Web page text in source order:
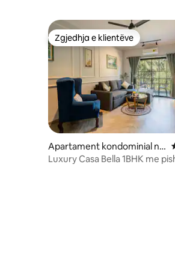
Zgjedhja e klientëve
Zgjedhja e klientëve
Apartament kondominial në
Calangute
Luxury Casa Bella 1BHK me